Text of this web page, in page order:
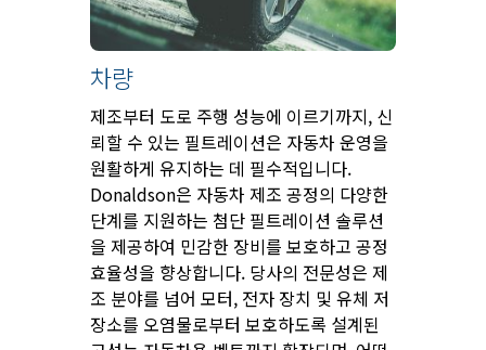
차량
제조부터 도로 주행 성능에 이르기까지, 신
뢰할 수 있는 필트레이션은 자동차 운영을
원활하게 유지하는 데 필수적입니다.
Donaldson은 자동차 제조 공정의 다양한
단계를 지원하는 첨단 필트레이션 솔루션
을 제공하여 민감한 장비를 보호하고 공정
효율성을 향상합니다. 당사의 전문성은 제
조 분야를 넘어 모터, 전자 장치 및 유체 저
장소를 오염물로부터 보호하도록 설계된